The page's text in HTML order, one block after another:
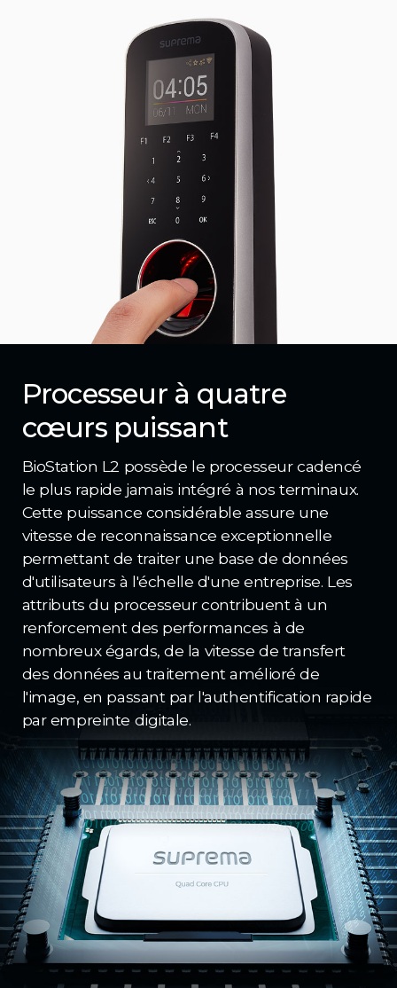
Processeur à quatre
cœurs puissant
BioStation L2 possède le processeur cadencé
le plus rapide jamais intégré à nos terminaux.
Cette puissance considérable assure une
vitesse de reconnaissance exceptionnelle
permettant de traiter une base de données
d'utilisateurs à l'échelle d'une entreprise. Les
attributs du processeur contribuent à un
renforcement des performances à de
nombreux égards, de la vitesse de transfert
des données au traitement amélioré de
l'image, en passant par l'authentification rapide
par empreinte digitale.